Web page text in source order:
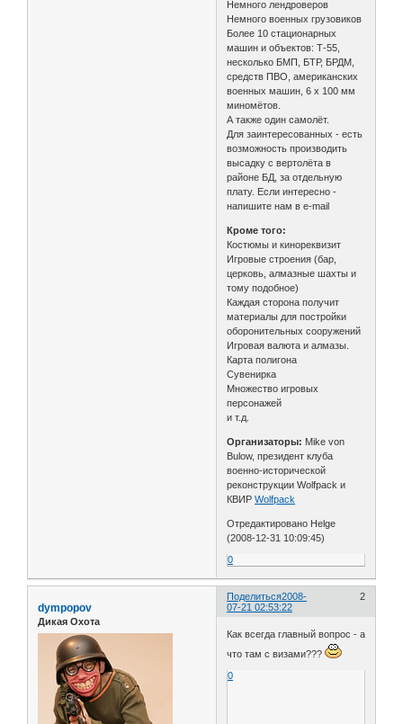
Немного лендроверов
Немного военных грузовиков
Более 10 стационарных
машин и объектов: Т-55,
несколько БМП, БТР, БРДМ,
средств ПВО, американских
военных машин, 6 х 100 мм
миномётов.
А также один самолёт.
Для заинтересованных - есть
возможность производить
высадку с вертолёта в
районе БД, за отдельную
плату. Если интересно -
напишите нам в e-mail
Кроме того:
Костюмы и кинореквизит
Игровые строения (бар,
церковь, алмазные шахты и
тому подобное)
Каждая сторона получит
материалы для постройки
оборонительных сооружений
Игровая валюта и алмазы.
Карта полигона
Сувенирка
Множество игровых
персонажей
и т.д.
Организаторы: Mike von
Bulow, президент клуба
военно-исторической
реконструкции Wolfpack и
КВИРWolfpack
Отредактировано Helge
(2008-12-31 10:09:45)
0
Поделиться 2
2008-
07-21 02:53:22
dympopov
Дикая Охота
Как всегда главный вопрос - а
что там с визами???
0